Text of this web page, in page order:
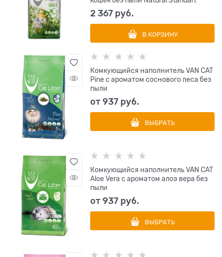
2 367 руб.
В КОРЗИНУ
Комкующийся наполнитель VAN CAT
Pine с ароматом соснового леса без
пыли
от937 руб.
ВЫБРАТЬ
Комкующийся наполнитель VAN CAT
Aloe Vera с ароматом алоэ вера без
пыли
от937 руб.
ВЫБРАТЬ